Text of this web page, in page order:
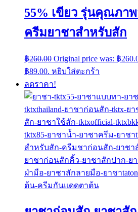
55% เขียว รุ่นคุณภา
ครีมยาชาสำหรับสัก
฿260.00 Original price was: ฿
฿89.00. หยิบใส่ตะกร้า
ลดราคา!